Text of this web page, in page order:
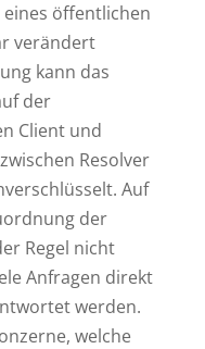
öffentlichen
verändert
kann das
der
Client und
Resolver
Auf
der
Regel nicht
Anfragen direkt
werden.
welche